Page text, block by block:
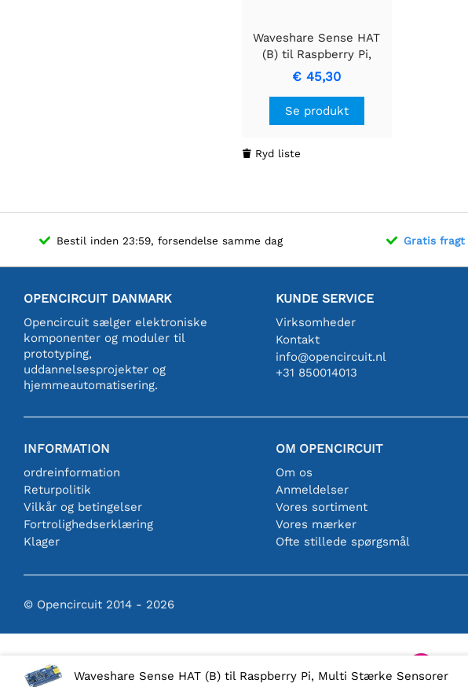
Waveshare Sense HAT (B) til Raspberry Pi, Multi Stærke Sensorer
Waveshare Sense HAT
(B) til Raspberry Pi,
Multi Stærke Sensorer
€ 45,30
Se produkt
 Ryd liste
Bestil inden 23:59, forsendelse samme dag Gratis fragt
OPENCIRCUIT DANMARK
Opencircuit sælger elektroniske
komponenter og moduler til
prototyping,
uddannelsesprojekter og
hjemmeautomatisering.
KUNDE SERVICE
Virksomheder
Kontakt
info@opencircuit.nl
+31 850014013
INFORMATION
ordreinformation
Returpolitik
Vilkår og betingelser
Fortrolighedserklæring
Klager
OM OPENCIRCUIT
Om os
Anmeldelser
Vores sortiment
Vores mærker
Ofte stillede spørgsmål
© Opencircuit 2014 - 2026